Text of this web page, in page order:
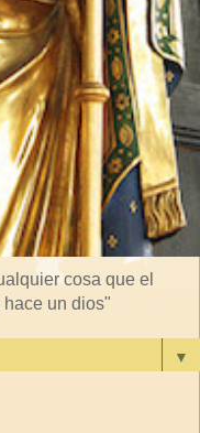
cosa que el
hace un dios"
▼